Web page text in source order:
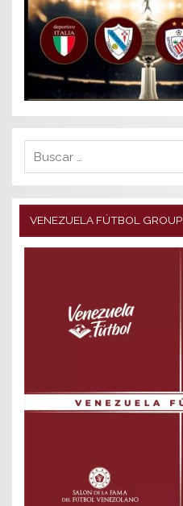
VENEZUELA FÚTBOL GROUP